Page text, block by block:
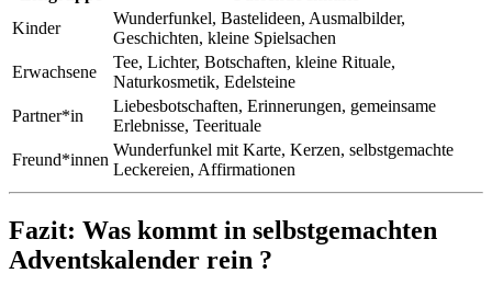
Kinder
Wunderfunkel, Bastelideen, Ausmalbilder,
Geschichten, kleine Spielsachen
Erwachsene
Tee, Lichter, Botschaften, kleine Rituale,
Naturkosmetik, Edelsteine
Partner*in
Liebesbotschaften, Erinnerungen, gemeinsame
Erlebnisse, Teerituale
Freund*innen
Wunderfunkel mit Karte, Kerzen, selbstgemachte
Leckereien, Affirmationen
Fazit: Was kommt in selbstgemachten
Adventskalender rein ?